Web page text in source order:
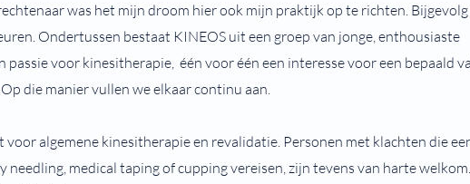
was het mijn droom hier ook mijn praktijk op te richten.
Ondertussen bestaat KINEOS uit een groep van jonge, enthousiaste
passie voor kinesitherapie, één voor één een interesse voor een bepaald
die manier vullen we elkaar continu aan.
algemene kinesitherapie en revalidatie. Personen met klachten die
needling, medical taping of cupping vereisen, zijn tevens van harte